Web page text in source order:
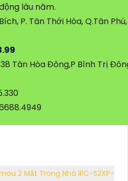
lâu năm.
P. Tân Thới Hòa, Q.Tân Phú,
Tân Hòa Đông,P Bình Trị
2 Mắt Trong Nhà IPC-S2XP-